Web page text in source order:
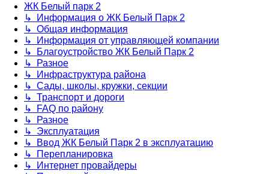
ЖК Белый парк 2
↳ Информация о ЖК Белый Парк 2
↳ Общая информация
↳ Информация от управляющей компании
↳ Благоустройство ЖК Белый Парк 2
↳ Разное
↳ Инфраструктура района
↳ Сады, школы, кружки, секции
↳ Транспорт и дороги
↳ FAQ по району
↳ Разное
↳ Эксплуатация
↳ Ввод ЖК Белый Парк 2 в эксплуатацию
↳ Перепланировка
↳ Интернет провайдеры